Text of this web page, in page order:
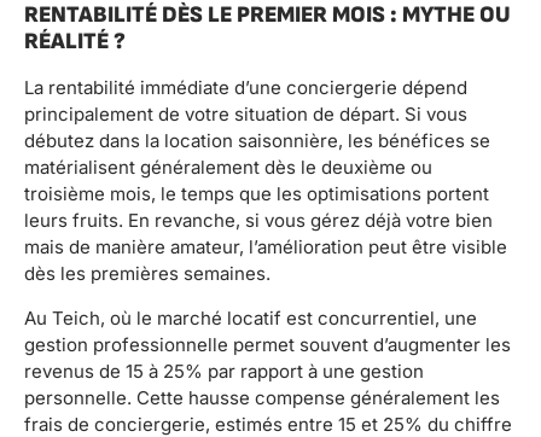
RENTABILITÉ DÈS LE PREMIER MOIS : MYTHE OU
RÉALITÉ ?
La rentabilité immédiate d’une conciergerie dépend
principalement de votre situation de départ. Si vous
débutez dans la location saisonnière, les bénéfices se
matérialisent généralement dès le deuxième ou
troisième mois, le temps que les optimisations portent
leurs fruits. En revanche, si vous gérez déjà votre bien
mais de manière amateur, l’amélioration peut être visible
dès les premières semaines.
Au Teich, où le marché locatif est concurrentiel, une
gestion professionnelle permet souvent d’augmenter les
revenus de 15 à 25% par rapport à une gestion
personnelle. Cette hausse compense généralement les
frais de conciergerie, estimés entre 15 et 25% du chiffre